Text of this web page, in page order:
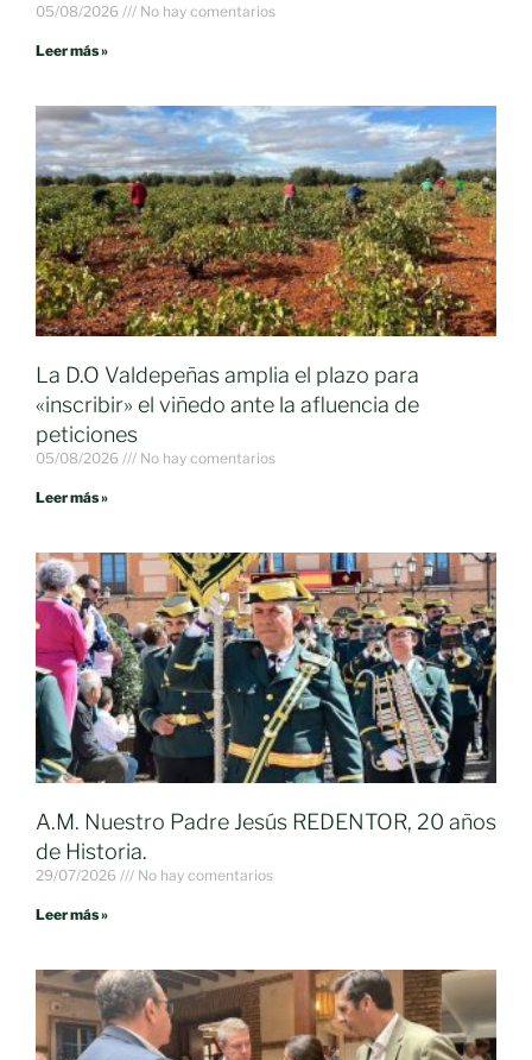
05/08/2026 No hay comentarios
Leer más »
La D.O Valdepeñas amplia el plazo para
«inscribir» el viñedo ante la afluencia de
peticiones
05/08/2026 No hay comentarios
Leer más »
A.M. Nuestro Padre Jesús REDENTOR, 20 años
de Historia.
29/07/2026 No hay comentarios
Leer más »